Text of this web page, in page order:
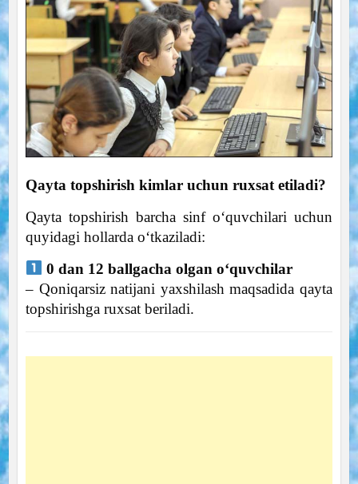
Qayta topshirish kimlar uchun ruxsat etiladi?
Qayta topshirish barcha sinf o‘quvchilari uchun
quyidagi hollarda o‘tkaziladi:
0 dan 12 ballgacha olgan o‘quvchilar
– Qoniqarsiz natijani yaxshilash maqsadida qayta
topshirishga ruxsat beriladi.